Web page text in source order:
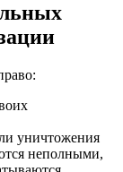
уничтожения
неполными,